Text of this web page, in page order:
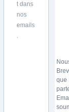
t dans
nos
emails
.
que